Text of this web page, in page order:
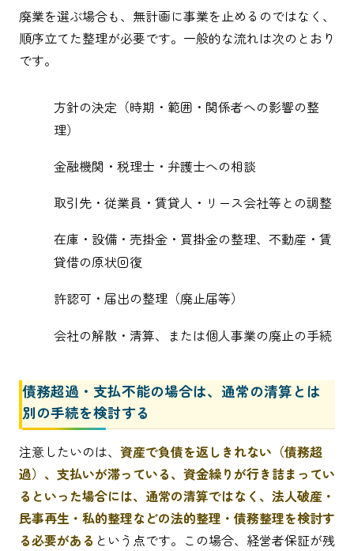
廃業を選ぶ場合も、無計画に事業を止めるのではなく、
順序立てた整理が必要です。一般的な流れは次のとおり
です。
方針の決定（時期・範囲・関係者への影響の整
理）
金融機関・税理士・弁護士への相談
取引先・従業員・賃貸人・リース会社等との調整
在庫・設備・売掛金・買掛金の整理、不動産・賃
貸借の原状回復
許認可・届出の整理（廃止届等）
会社の解散・清算、または個人事業の廃止の手続
債務超過・支払不能の場合は、通常の清算とは
別の手続を検討する
注意したいのは、 資産で負債を返しきれない（債務超
過）、支払いが滞っている、資金繰りが行き詰まってい
るといった場合には、通常の清算ではなく、法人破産・
民事再生・私的整理などの法的整理・債務整理を検討す
る必要がある という点です。この場合、経営者保証が残